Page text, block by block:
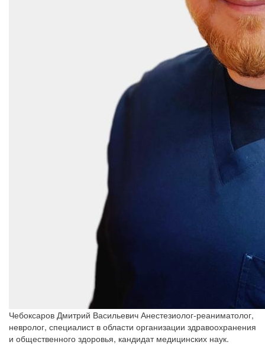
Чебоксаров Дмитрий Васильевич Анестезиолог-реаниматолог,
невролог, специалист в области организации здравоохранения
и общественного здоровья, кандидат медицинских наук.